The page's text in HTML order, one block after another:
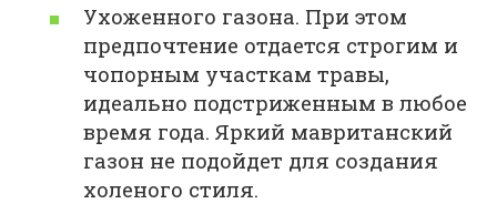
Ухоженного газона. При этом
предпочтение отдается строгим и
чопорным участкам травы,
идеально подстриженным в любое
время года. Яркий мавританский
газон не подойдет для создания
холеного стиля.